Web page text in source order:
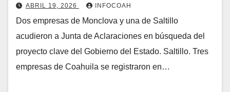
ABRIL 19, 2026 INFOCOAH
Dos empresas de Monclova y una de Saltillo
acudieron a Junta de Aclaraciones en búsqueda del
proyecto clave del Gobierno del Estado. Saltillo. Tres
empresas de Coahuila se registraron en…